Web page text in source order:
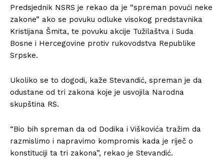
Predsjednik NSRS je rekao da je “spreman povući neke
zakone” ako se povuku odluke visokog predstavnika
Kristijana Šmita, te povuku akcije Tužilaštva i Suda
Bosne i Hercegovine protiv rukovodstva Republike
Srpske.
Ukoliko se to dogodi, kaže Stevandić, spreman je da
odustane od tri zakona koje je usvojila Narodna
skupština RS.
“Bio bih spreman da od Dodika i Viškovića tražim da
razmislimo i napravimo kompromis kada je riječ o
konstituciji ta tri zakona”, rekao je Stevandić.